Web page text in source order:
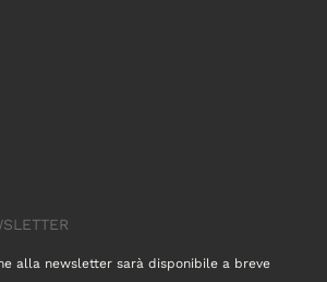
alla newsletter sarà disponibile a breve